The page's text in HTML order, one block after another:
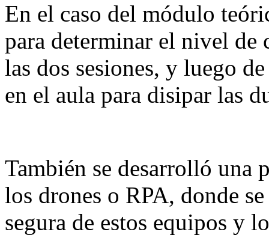
En el caso del módulo
para determinar el nivel
las dos sesiones, y luego
en el aula para disipar las
También se desarrolló una
los drones o RPA, donde
segura de estos equipos y